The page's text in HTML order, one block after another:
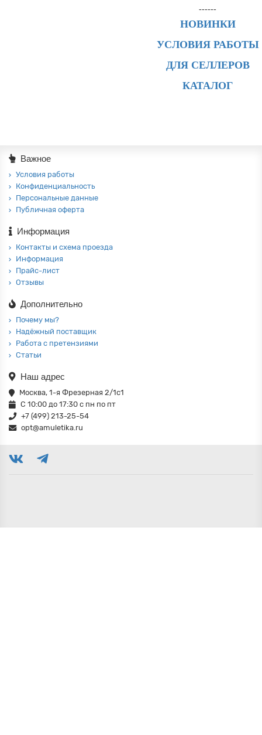
------
НОВИНКИ
УСЛОВИЯ РАБОТЫ
ДЛЯ СЕЛЛЕРОВ
КАТАЛОГ
Важное
Условия работы
Конфиденциальность
Персональные данные
Публичная оферта
Информация
Контакты и схема проезда
Информация
Прайс-лист
Отзывы
Дополнительно
Почему мы?
Надёжный поставщик
Работа с претензиями
Статьи
Наш адрес
Москва, 1-я Фрезерная 2/1с1
С 10:00 до 17:30 с пн по пт
+7 (499) 213-25-54
opt@amuletika.ru